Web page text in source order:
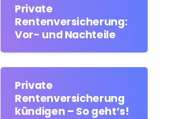
Private
Rentenversicherung:
Vor- und Nachteile
Private
Rentenversicherung
kündigen – So geht’s!